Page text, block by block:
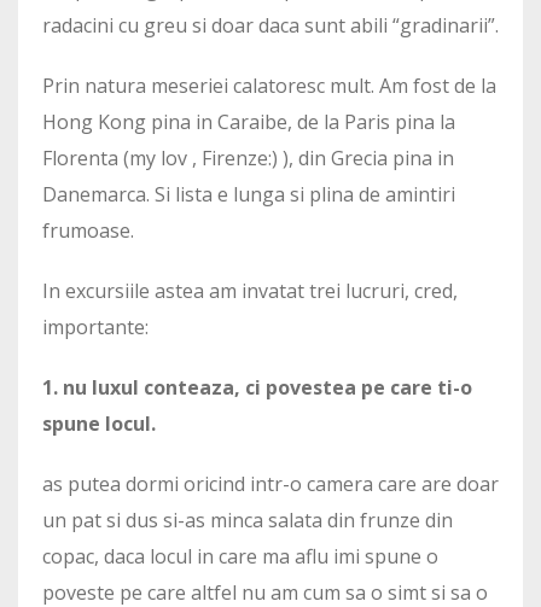
radacini cu greu si doar daca sunt abili “gradinarii”.
Prin natura meseriei calatoresc mult. Am fost de la
Hong Kong pina in Caraibe, de la Paris pina la
Florenta (my lov , Firenze:) ), din Grecia pina in
Danemarca. Si lista e lunga si plina de amintiri
frumoase.
In excursiile astea am invatat trei lucruri, cred,
importante:
1. nu luxul conteaza, ci povestea pe care ti-o
spune locul.
as putea dormi oricind intr-o camera care are doar
un pat si dus si-as minca salata din frunze din
copac, daca locul in care ma aflu imi spune o
poveste pe care altfel nu am cum sa o simt si sa o